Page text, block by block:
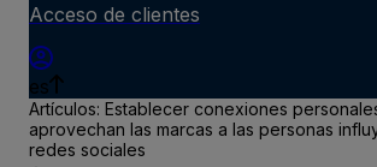
Acceso de clientes
es
Artículos: Establecer conexiones
aprovechan las marcas a las personas
redes sociales